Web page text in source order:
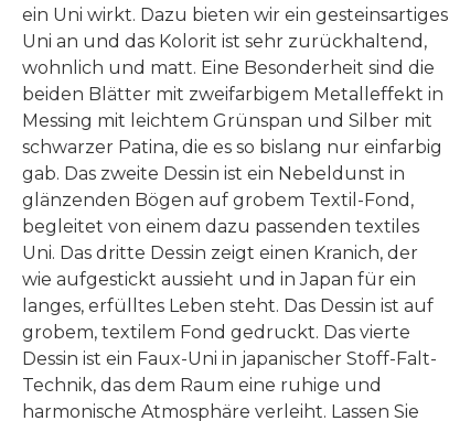
ein Uni wirkt. Dazu bieten wir ein gesteinsartiges
Uni an und das Kolorit ist sehr zurückhaltend,
wohnlich und matt. Eine Besonderheit sind die
beiden Blätter mit zweifarbigem Metalleffekt in
Messing mit leichtem Grünspan und Silber mit
schwarzer Patina, die es so bislang nur einfarbig
gab. Das zweite Dessin ist ein Nebeldunst in
glänzenden Bögen auf grobem Textil-Fond,
begleitet von einem dazu passenden textiles
Uni. Das dritte Dessin zeigt einen Kranich, der
wie aufgestickt aussieht und in Japan für ein
langes, erfülltes Leben steht. Das Dessin ist auf
grobem, textilem Fond gedruckt. Das vierte
Dessin ist ein Faux-Uni in japanischer Stoff-Falt-
Technik, das dem Raum eine ruhige und
harmonische Atmosphäre verleiht. Lassen Sie